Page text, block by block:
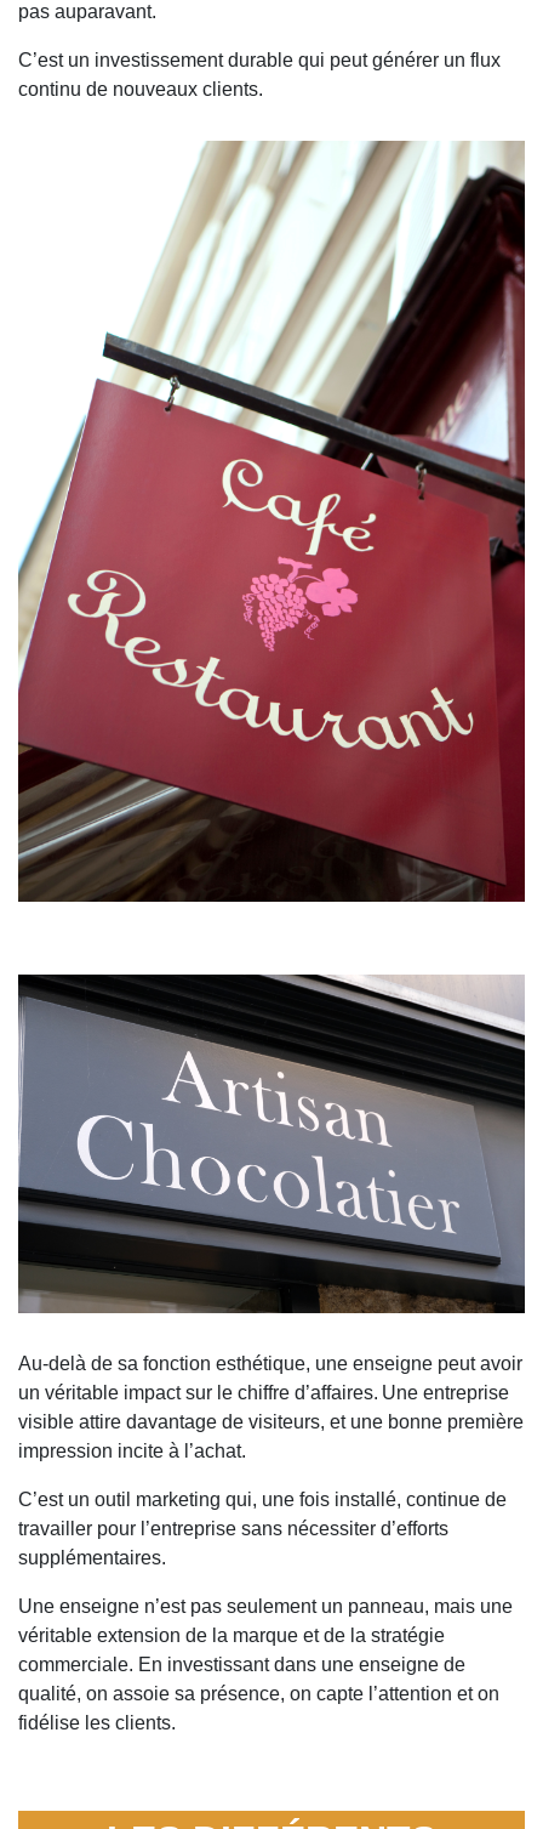
pas auparavant.
C’est un investissement durable qui peut générer un flux
continu de nouveaux clients.
Au-delà de sa fonction esthétique, une enseigne peut avoir
un véritable impact sur le chiffre d’affaires. Une entreprise
visible attire davantage de visiteurs, et une bonne première
impression incite à l’achat.
C’est un outil marketing qui, une fois installé, continue de
travailler pour l’entreprise sans nécessiter d’efforts
supplémentaires.
Une enseigne n’est pas seulement un panneau, mais une
véritable extension de la marque et de la stratégie
commerciale. En investissant dans une enseigne de
qualité, on assoie sa présence, on capte l’attention et on
fidélise les clients.